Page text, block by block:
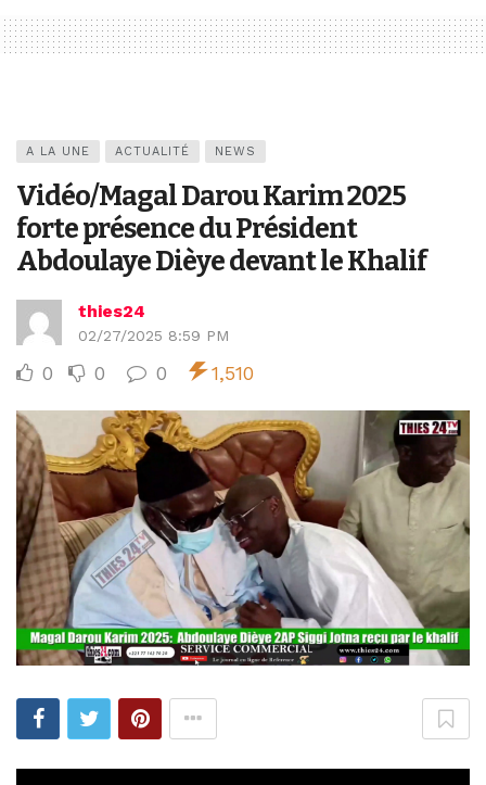
A LA UNE ACTUALITÉ NEWS
Vidéo/Magal Darou Karim 2025
forte présence du Président
Abdoulaye Dièye devant le Khalif
thies24
02/27/2025 8:59 PM
0 0 0 1,510